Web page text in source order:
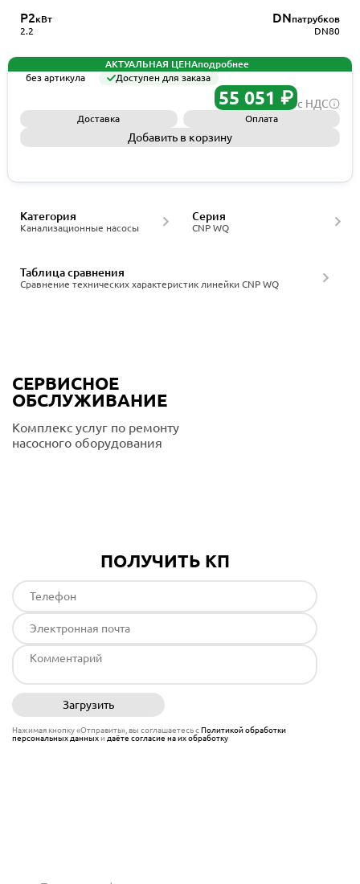
P2кВт
2.2
DNпатрубков
DN80
АКТУАЛЬНАЯ ЦЕНАподробнее
без артикула
Доступен для заказа
55 051 ₽ с НДС
Доставка Оплата
Добавить в корзину
Канализационные насосы
Категория
CNP WQ
Серия
Сравнение технических характеристик линейки CNP WQ
Таблица сравнения
СЕРВИСНОЕ
ОБСЛУЖИВАНИЕ
Комплекс услуг по ремонту
насосного оборудования
ПОЛУЧИТЬ КП
Загрузить
Нажимая кнопку «Отправить», вы соглашаетесь сПолитикой обработки
персональных данныхи даёте согласие на их обработку